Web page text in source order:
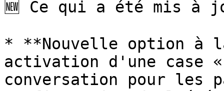
🆕 Ce qui a été mis à
* **Nouvelle option à
activation d'une case «
conversation pour